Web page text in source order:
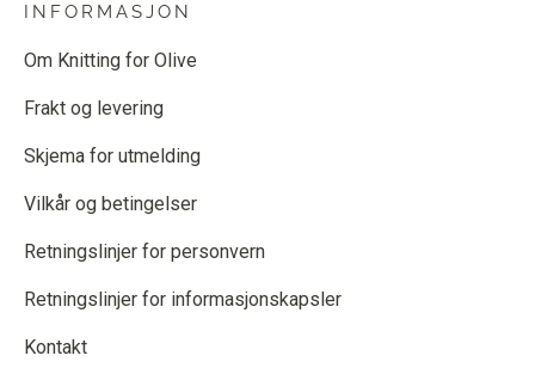
INFORMASJON
Om Knitting for Olive
Frakt og levering
Skjema for utmelding
Vilkår og betingelser
Retningslinjer for personvern
Retningslinjer for informasjonskapsler
Kontakt